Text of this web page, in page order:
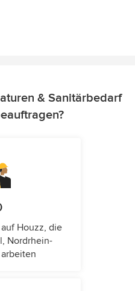
& Sanitärbedarf
Houzz, die
Nordrhein-